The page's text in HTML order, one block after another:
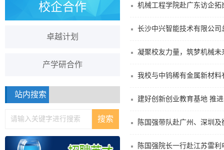
校企合作
卓越计划
产学研合作
站内搜索
机械工程学院赴广东访企拓
长沙中兴智能技术有限公
凝聚校友力量，筑梦机械
我校与中钨稀有金属新材
建好创新创业教育基地 推
陈国强带队赴广州、深圳
陈国强院长一行赴江苏雷利